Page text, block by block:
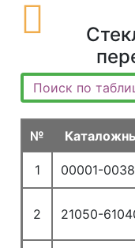
№
1 00001-
2 21050-